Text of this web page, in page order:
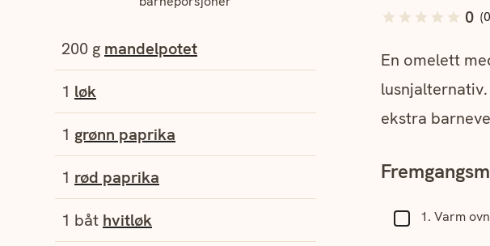
200 g mandelpotet
1 løk
1 grønn paprika
1 rød paprika
1 båt hvitløk
0 (0
En omelett
ekstra
Varm